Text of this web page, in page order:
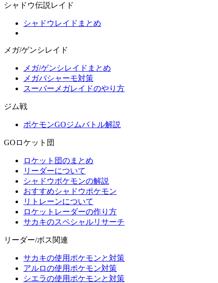
シャドウ伝説レイド
シャドウレイドまとめ
メガ/ゲンシレイド
メガ/ゲンシレイドまとめ
メガバシャーモ対策
スーパーメガレイドのやり方
ジム戦
ポケモンGOジムバトル解説
GOロケット団
ロケット団のまとめ
リーダーについて
シャドウポケモンの解説
おすすめシャドウポケモン
リトレーンについて
ロケットレーダーの作り方
サカキのスペシャルリサーチ
リーダー/ボス関連
サカキの使用ポケモンと対策
アルロの使用ポケモン対策
シエラの使用ポケモンと対策